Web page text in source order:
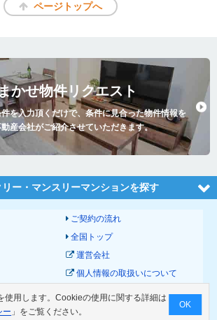
ページトップへ
かせ物件リクエスト
を入力頂くだけで、条件に見合った物件情報を
産会社がご紹介させていただきます。
ー・マンスリーマンションを探す
ご契約の流れ
全国トップ
運営会社
個人情報の取扱いについて
利用規約
使用します。Cookieの使用に関する詳細は
ー 」をご覧ください。
OK